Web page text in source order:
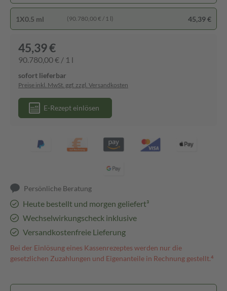
1X0.5 ml (90.780,00 € / 1 l) 45,39 €
45,39 €
90.780,00 € / 1 l
sofort lieferbar
Preise inkl. MwSt. ggf. zzgl. Versandkosten
E-Rezept einlösen
Persönliche Beratung
Heute bestellt und morgen geliefert³
Wechselwirkungscheck inklusive
Versandkostenfreie Lieferung
Bei der Einlösung eines Kassenrezeptes werden nur die
gesetzlichen Zuzahlungen und Eigenanteile in Rechnung gestellt.⁴